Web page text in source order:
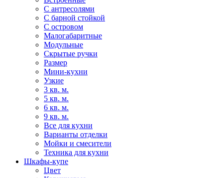
С антресолями
С барной стойкой
С островом
Малогабаритные
Модульные
Скрытые ручки
Размер
Мини-кухни
Узкие
3 кв. м.
5 кв. м.
6 кв. м.
9 кв. м.
Все для кухни
Варианты отделки
Мойки и смесители
Техника для кухни
Шкафы-купе
Цвет